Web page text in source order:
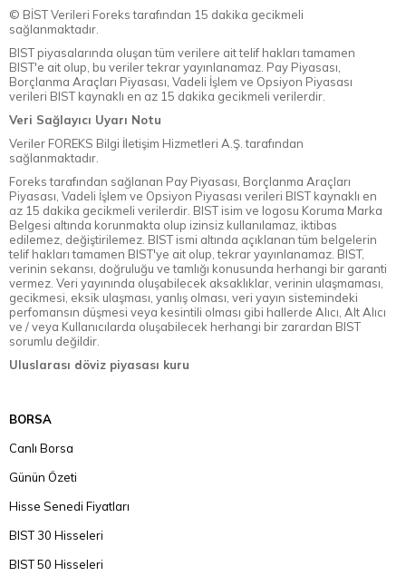
© BİST Verileri Foreks tarafından 15 dakika gecikmeli
sağlanmaktadır.
BIST piyasalarında oluşan tüm verilere ait telif hakları tamamen
BIST'e ait olup, bu veriler tekrar yayınlanamaz. Pay Piyasası,
Borçlanma Araçları Piyasası, Vadeli İşlem ve Opsiyon Piyasası
verileri BIST kaynaklı en az 15 dakika gecikmeli verilerdir.
Veri Sağlayıcı Uyarı Notu
Veriler FOREKS Bilgi İletişim Hizmetleri A.Ş. tarafından
sağlanmaktadır.
Foreks tarafından sağlanan Pay Piyasası, Borçlanma Araçları
Piyasası, Vadeli İşlem ve Opsiyon Piyasası verileri BIST kaynaklı en
az 15 dakika gecikmeli verilerdir. BIST isim ve logosu Koruma Marka
Belgesi altında korunmakta olup izinsiz kullanılamaz, iktibas
edilemez, değiştirilemez. BIST ismi altında açıklanan tüm belgelerin
telif hakları tamamen BIST'ye ait olup, tekrar yayınlanamaz. BIST,
verinin sekansı, doğruluğu ve tamlığı konusunda herhangi bir garanti
vermez. Veri yayınında oluşabilecek aksaklıklar, verinin ulaşmaması,
gecikmesi, eksik ulaşması, yanlış olması, veri yayın sistemindeki
perfomansın düşmesi veya kesintili olması gibi hallerde Alıcı, Alt Alıcı
ve / veya Kullanıcılarda oluşabilecek herhangi bir zarardan BIST
sorumlu değildir.
Uluslarası döviz piyasası kuru
BORSA
Canlı Borsa
Günün Özeti
Hisse Senedi Fiyatları
BIST 30 Hisseleri
BIST 50 Hisseleri